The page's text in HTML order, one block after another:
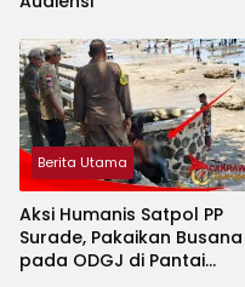
Berita Utama
Aksi Humanis Satpol PP
Surade, Pakaikan Busana
pada ODGJ di Pantai